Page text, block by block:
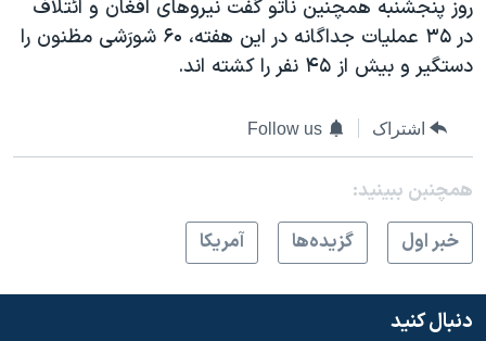
روز پنجشنبه همچنین ناتو گفت نیروهای افغان و ائتلاف
در ۳۵ عملیات جداگانه در این هفته، ۶۰ شورَشی مظنون را
دستگیر و بیش از ۴۵ نفر را کشته اند.
اشتراک Follow us
همچنبن ببینید:
خبر اول
گزيده‌ها آمريکا
دنبال کنید